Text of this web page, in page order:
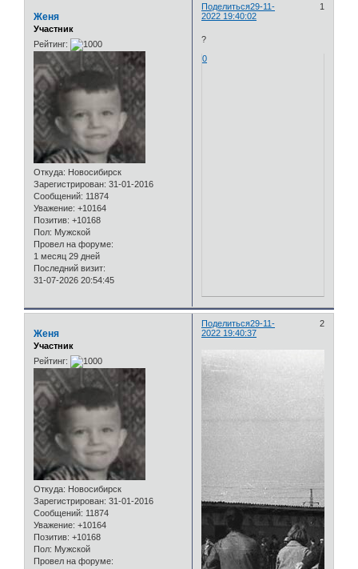
Поделиться 1
29-11-
2022 19:40:02
Женя
Участник
Рейтинг:
Откуда: Новосибирск
Зарегистрирован: 31-01-2016
Сообщений: 11874
Уважение: +10164
Позитив: +10168
Пол: Мужской
Провел на форуме:
1 месяц 29 дней
Последний визит:
31-07-2026 20:54:45
?
0
Поделиться 2
29-11-
2022 19:40:37
Женя
Участник
Рейтинг:
Откуда: Новосибирск
Зарегистрирован: 31-01-2016
Сообщений: 11874
Уважение: +10164
Позитив: +10168
Пол: Мужской
Провел на форуме: